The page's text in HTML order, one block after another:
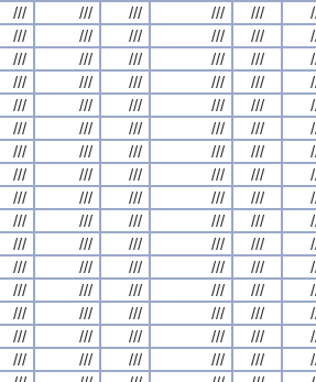
/// /// /// /// ///
/// /// /// /// ///
/// /// /// /// ///
/// /// /// /// ///
/// /// /// /// ///
/// /// /// /// ///
/// /// /// /// ///
/// /// /// /// ///
/// /// /// /// ///
/// /// /// /// ///
/// /// /// /// ///
/// /// /// /// ///
/// /// /// /// ///
/// /// /// /// ///
/// /// /// /// ///
/// /// /// /// ///